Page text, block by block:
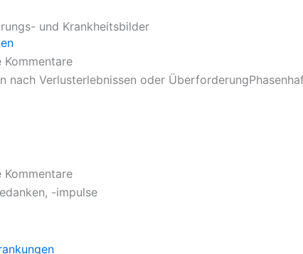
und Krankheitsbilder
Kommentare
nach Verlusterlebnissen oder
Kommentare
-impulse